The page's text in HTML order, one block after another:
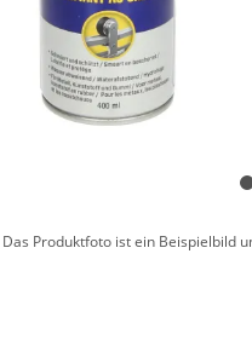
Das Produktfoto ist ein Beispielbild